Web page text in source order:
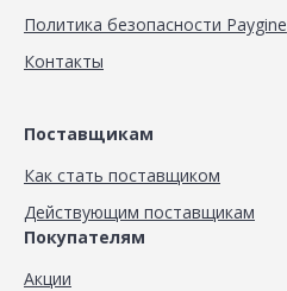
Политика безопасности Paygine
Контакты
Поставщикам
Как стать поставщиком
Действующим поставщикам
Покупателям
Акции